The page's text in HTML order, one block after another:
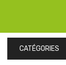
CATÉGORIES